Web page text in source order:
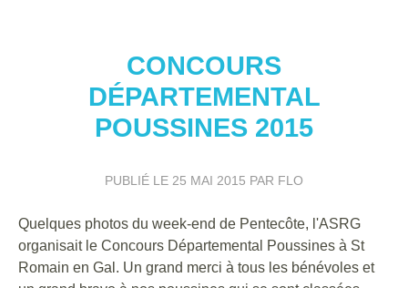
CONCOURS
DÉPARTEMENTAL
POUSSINES 2015
PUBLIÉ LE 25 MAI 2015 PAR FLO
Quelques photos du week-end de Pentecôte, l'ASRG
organisait le Concours Départemental Poussines à St
Romain en Gal. Un grand merci à tous les bénévoles et